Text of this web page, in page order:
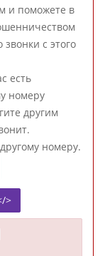
и поможете в
с этого
есть
номеру
другим
номеру.
>